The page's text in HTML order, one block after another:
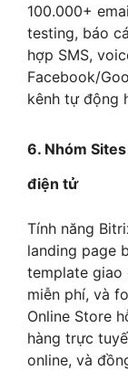
100.000+
testing, báo
hợp SMS,
Facebook/
kênh tự động
6. Nhóm
điện tử
Tính năng
landing page
template giao
miễn phí, và
Online Store
hàng trực
online, và